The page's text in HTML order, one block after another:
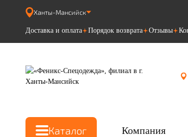
Ханты-Мансийск
Доставка и оплата Порядок возврата Отзывы
Каталог Компания